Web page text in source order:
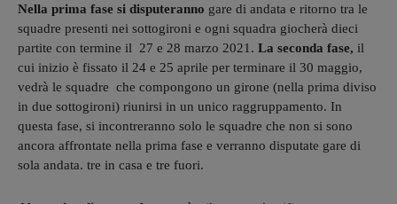
Nella prima fase si disputeranno gare di andata e ritorno tra le
squadre presenti nei sottogironi e ogni squadra giocherà dieci
partite con termine il 27 e 28 marzo 2021. La seconda fase, il
cui inizio è fissato il 24 e 25 aprile per terminare il 30 maggio,
vedrà le squadre che compongono un girone (nella prima diviso
in due sottogironi) riunirsi in un unico raggruppamento. In
questa fase, si incontreranno solo le squadre che non si sono
ancora affrontate nella prima fase e verranno disputate gare di
sola andata. tre in casa e tre fuori.